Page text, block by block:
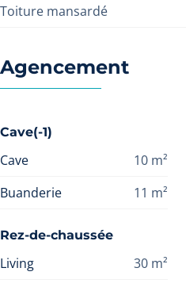
Toiture mansardé
Agencement
Cave(-1)
Cave 10 m²
Buanderie
11 m²
Rez-de-chaussée
Living 30 m²